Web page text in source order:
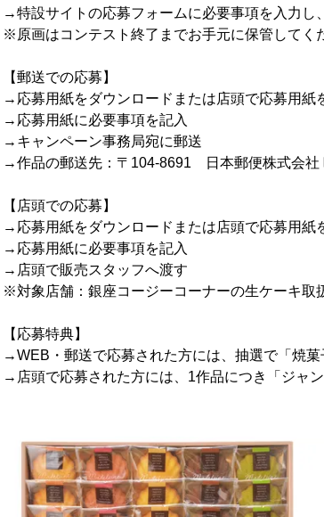
→特設サイトの応募フォームに必要事項を入力し
※原画はコンテスト終了までお手元に保管してく
【郵送での応募】
→応募用紙をダウンロードまたは店頭で応募用紙
→応募用紙に必要事項を記入
→キャンペーン事務局宛に郵送
→作品の郵送先：〒104-8691 日本郵便株式会社
【店頭での応募】
→応募用紙をダウンロードまたは店頭で応募用紙
→応募用紙に必要事項を記入
→店頭で販売スタッフへ渡す
※対象店舗：銀座コージーコーナーの生ケーキ取
【応募特典】
→WEB・郵送で応募された方には、抽選で「焼菓
→店頭で応募された方には、1作品につき「ジャ